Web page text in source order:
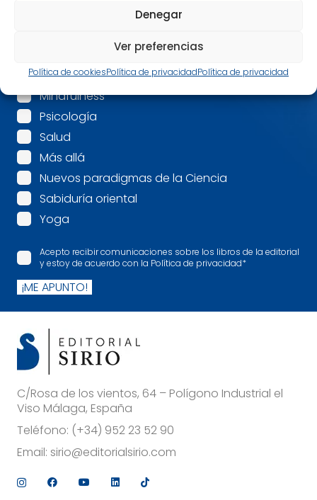
Denegar
Ver preferencias
Política de cookiesPolítica de privacidadPolítica de privacidad
Espiritualidad
Mindfulness
Psicología
Salud
Más allá
Nuevos paradigmas de la Ciencia
Sabiduría oriental
Yoga
Acepto recibir comunicaciones sobre los libros de la editorial
y estoy de acuerdo con la Política de privacidad*
¡ME APUNTO!
C/Rosa de los vientos, 64 – Polígono Industrial el
Viso Málaga, España
Teléfono: (+34) 952 23 52 90
Email: sirio@editorialsirio.com